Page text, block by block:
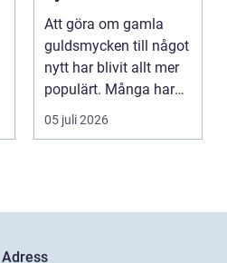
favorit
Att göra om gamla
guldsmycken till något
nytt har blivit allt mer
populärt. Många har
ärvda ringar, ...
05 juli 2026
Adress